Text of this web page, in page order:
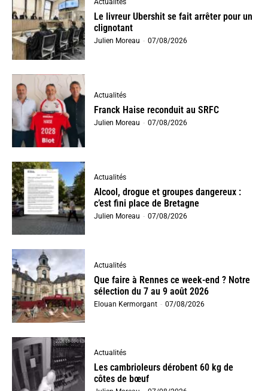
Actualités
Le livreur Ubershit se fait arrêter pour un
clignotant
Julien Moreau - 07/08/2026
Actualités
Franck Haise reconduit au SRFC
Julien Moreau - 07/08/2026
Actualités
Alcool, drogue et groupes dangereux :
c’est fini place de Bretagne
Julien Moreau - 07/08/2026
Actualités
Que faire à Rennes ce week-end ? Notre
sélection du 7 au 9 août 2026
Elouan Kermorgant - 07/08/2026
Actualités
Les cambrioleurs dérobent 60 kg de
côtes de bœuf